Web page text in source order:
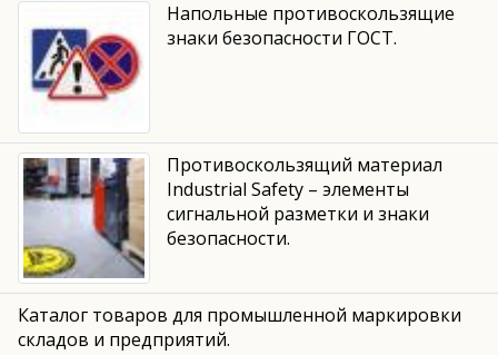
Напольные противоскользящие
знаки безопасности ГОСТ.
Противоскользящий материал
Industrial Safety – элементы
сигнальной разметки и знаки
безопасности.
Каталог товаров для промышленной маркировки
складов и предприятий.